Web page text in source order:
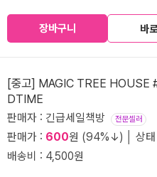
장바구니 바
[중고] MAGIC TREE HOUSE
DTIME
판매자 : 긴급세일책방 전문셀러
판매가 : 600원 (94%↓) │ 상태
배송비 : 4,500원